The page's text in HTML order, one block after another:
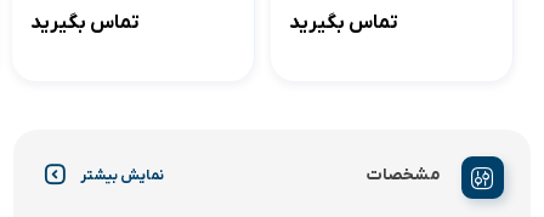
تماس بگیرید تماس بگیرید
مشخصات نمایش بیشتر